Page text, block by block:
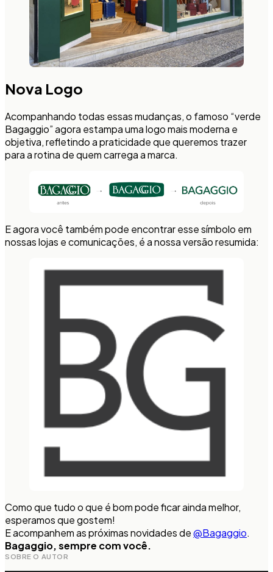
Nova Logo
Acompanhando todas essas mudanças, o famoso “verde
Bagaggio” agora estampa uma logo mais moderna e
objetiva, refletindo a praticidade que queremos trazer
para a rotina de quem carrega a marca.
E agora você também pode encontrar esse símbolo em
nossas lojas e comunicações, é a nossa versão resumida:
Como que tudo o que é bom pode ficar ainda melhor,
esperamos que gostem!
E acompanhem as próximas novidades de@Bagaggio.
Bagaggio, sempre com você.
SOBRE O AUTOR